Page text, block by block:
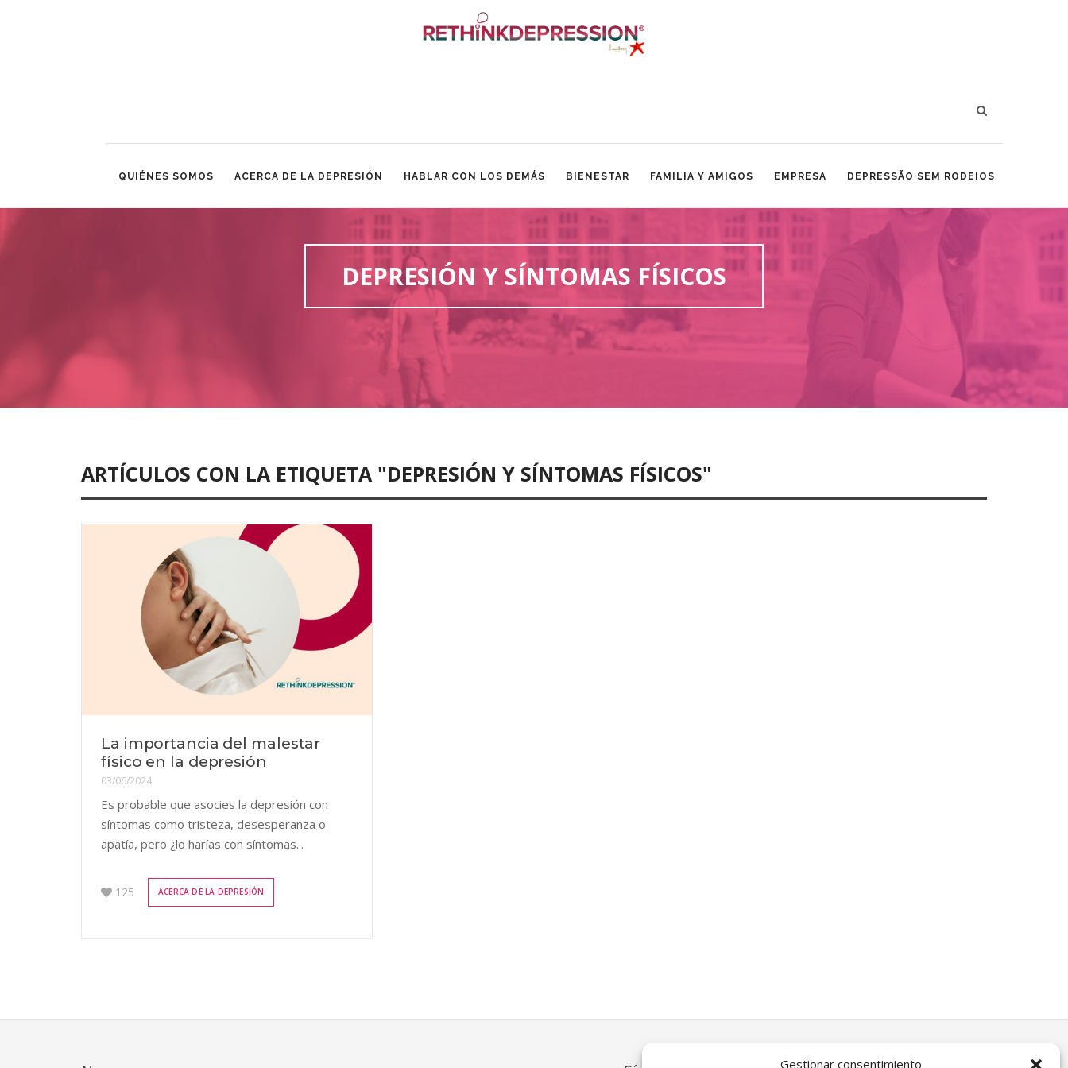
Gestionar consentimiento
QUIÉNES SOMOS ACERCA DE LA DEPRESIÓN HABLAR CON LOS DEMÁS BIENESTAR FAMILIA Y AMIGOS EMPRESA DEPRESSÃO SEM RODEIOS
DEPRESIÓN Y SÍNTOMAS FÍSICOS
ARTÍCULOS CON LA ETIQUETA "DEPRESIÓN Y SÍNTOMAS FÍSICOS"
La importancia del malestar
físico en la depresión
03/06/2024
Es probable que asocies la depresión con
síntomas como tristeza, desesperanza o
apatía, pero ¿lo harías con síntomas...
125 ACERCA DE LA DEPRESIÓN